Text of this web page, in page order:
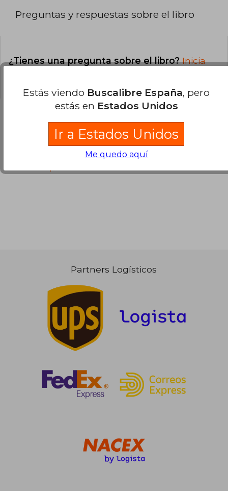
Preguntas y respuestas sobre el libro
¿Tienes una pregunta sobre el libro?Inicia
Opiniones sobre Buscalibre
Partners Logísticos
Estás viendo Buscalibre España, pero
estás en Estados Unidos
Ir a Estados Unidos
Me quedo aquí